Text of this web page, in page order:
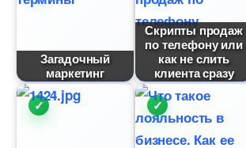
Загадочный
маркетин
Скрипты продаж
по телефону или
как не слить
клиента сразу